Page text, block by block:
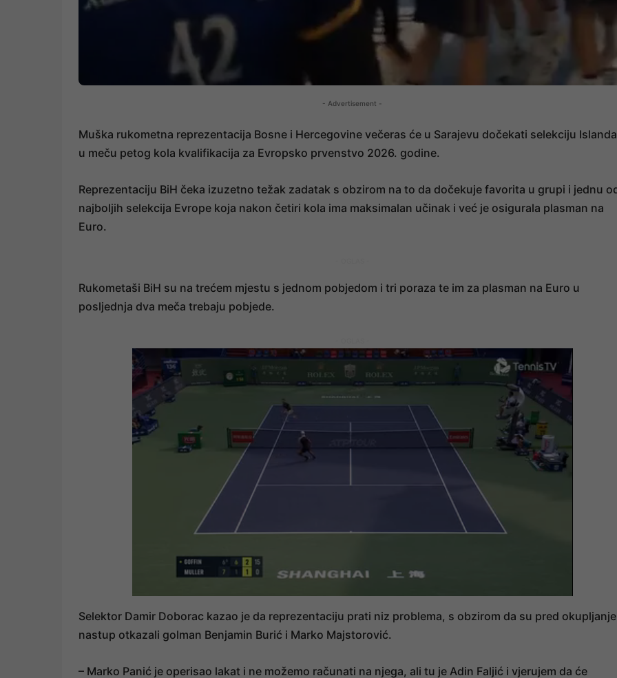
- Advertisement -
Muška rukometna reprezentacija Bosne i Hercegovine večeras će u Sarajevu dočekati selekciju Islanda
u meču petog kola kvalifikacija za Evropsko prvenstvo 2026. godine.
Reprezentaciju BiH čeka izuzetno težak zadatak s obzirom na to da dočekuje favorita u grupi i jednu
najboljih selekcija Evrope koja nakon četiri kola ima maksimalan učinak i već je osigurala plasman na
Euro.
Rukometaši BiH su na trećem mjestu s jednom pobjedom i tri poraza te im za plasman na Euro u
posljednja dva meča trebaju pobjede.
Selektor Damir Doborac kazao je da reprezentaciju prati niz problema, s obzirom da su pred okupljanje
nastup otkazali golman Benjamin Burić i Marko Majstorović.
– Marko Panić je operisao lakat i ne možemo računati na njega, ali tu je Adin Faljić i vjerujem da će